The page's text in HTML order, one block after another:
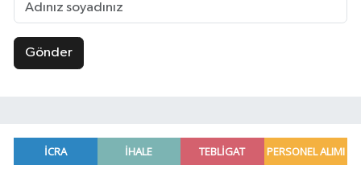
Gönder